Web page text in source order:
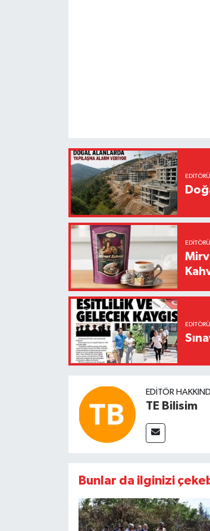
EDITÖR
TE Bilisim
Bunlar da ilginizi